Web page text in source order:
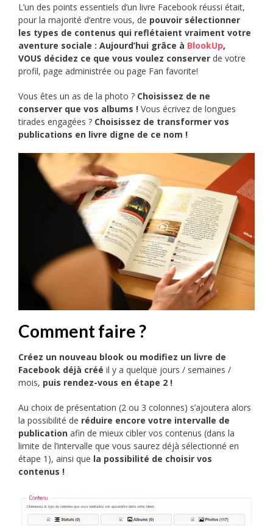
L’un des points essentiels d’un livre Facebook réussi était,
pour la majorité d’entre vous, de pouvoir sélectionner
les types de contenus qui reflétaient vraiment votre
aventure sociale : Aujourd’hui grâce à BlookUp,
VOUS décidez ce que vous voulez conserver de votre
profil, page administrée ou page Fan favorite!
Vous êtes un as de la photo ? Choisissez de ne
conserver que vos albums ! Vous écrivez de longues
tirades engagées ? Choisissez de transformer vos
publications en livre digne de ce nom !
Comment faire ?
Créez un nouveau blook ou modifiez un livre de
Facebook déjà créé il y a quelque jours / semaines /
mois, puis rendez-vous en étape 2 !
Au choix de présentation (2 ou 3 colonnes) s’ajoutera alors
la possibilité de réduire encore votre intervalle de
publication afin de mieux cibler vos contenus (dans la
limite de l’intervalle que vous saurez déjà sélectionné en
étape 1), ainsi que la possibilité de choisir vos
contenus !